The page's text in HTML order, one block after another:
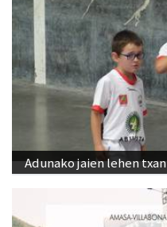
Adunako jaien lehen